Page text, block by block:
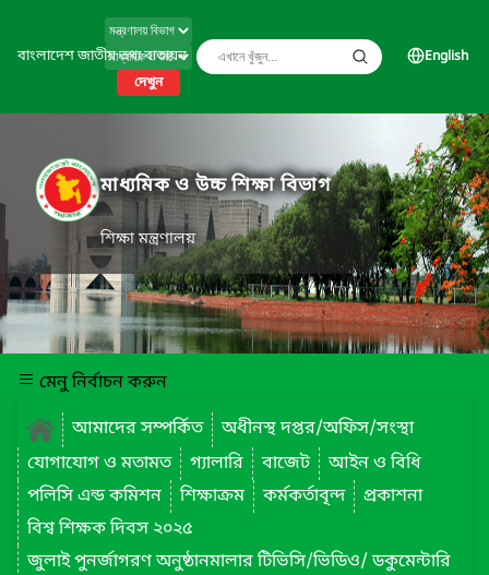
বাংলাদেশ জাতীয় তথ্য বাতায়ন
দেখুন
English
মাধ্যমিক ও উচ্চ শিক্ষা বিভাগ
শিক্ষা মন্ত্রণালয়
মেনু নির্বাচন করুন
আমাদের সম্পর্কিত
অধীনস্থ দপ্তর/অফিস/সংস্থা
যোগাযোগ ও মতামত
গ্যালারি বাজেট
আইন ও বিধি
পলিসি এন্ড কমিশন
শিক্ষাক্রম কর্মকর্তাবৃন্দ
প্রকাশনা
বিশ্ব শিক্ষক দিবস ২০২৫
জুলাই পুনর্জাগরণ অনুষ্ঠানমালার টিভিসি/ভিডিও/ ডকুমেন্টারি